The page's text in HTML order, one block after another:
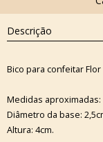
Descrição
Bico para confeitar Flor
Medidas aproximadas:
Diâmetro da base:
Altura: 4cm.